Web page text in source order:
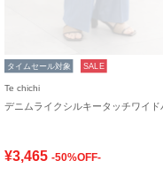
タイムセール対象 SALE
Te chichi
¥3,465 -50%OFF-